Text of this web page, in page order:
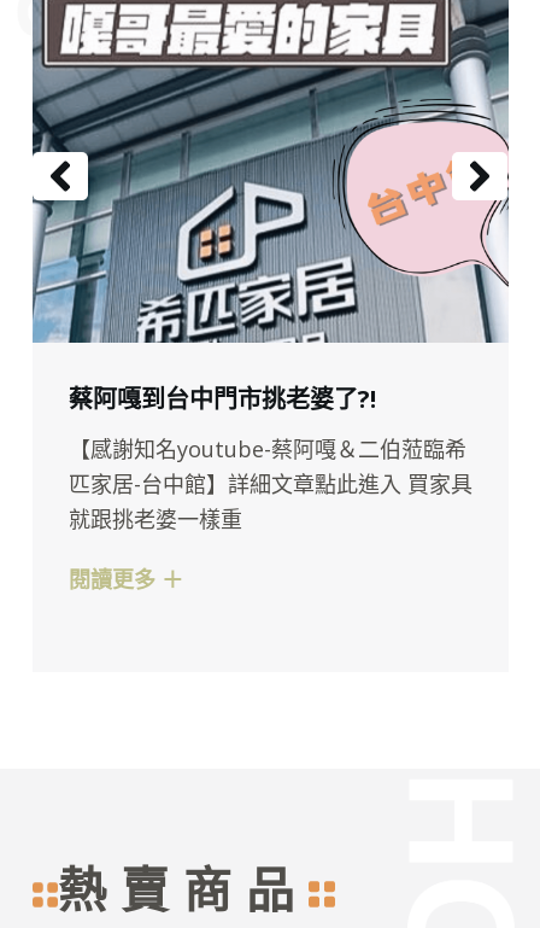
蔡阿嘎到台中門市挑老婆了?!
【感謝知名youtube-蔡阿嘎＆二伯蒞臨希
匹家居-台中館】詳細文章點此進入 買家具
就跟挑老婆一樣重
閱讀更多 ＋
熱賣商品